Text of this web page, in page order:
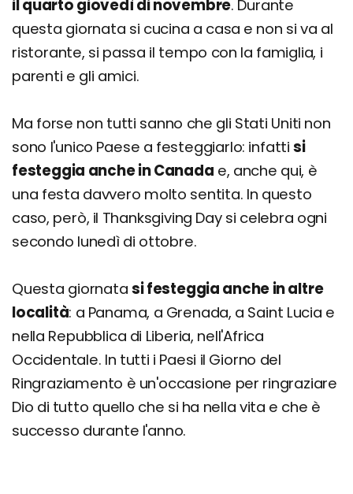
il quarto giovedì di novembre. Durante
questa giornata si cucina a casa e non si va al
ristorante, si passa il tempo con la famiglia, i
parenti e gli amici.
Ma forse non tutti sanno che gli Stati Uniti non
sono l'unico Paese a festeggiarlo: infattisi
festeggia anche in Canada e, anche qui, è
una festa davvero molto sentita. In questo
caso, però, il Thanksgiving Day si celebra ogni
secondo lunedì di ottobre.
Questa giornata si festeggia anche in altre
località: a Panama, a Grenada, a Saint Lucia e
nella Repubblica di Liberia, nell'Africa
Occidentale. In tutti i Paesi il Giorno del
Ringraziamento è un'occasione per ringraziare
Dio di tutto quello che si ha nella vita e che è
successo durante l'anno.